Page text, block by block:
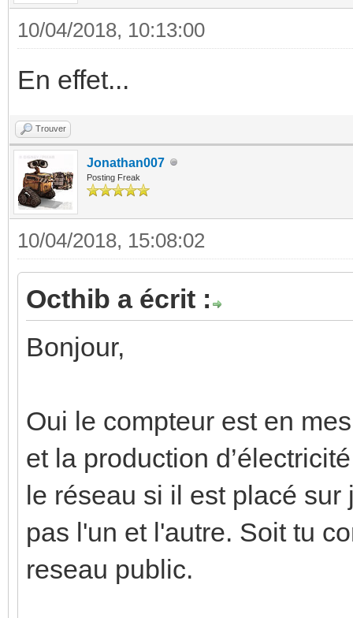
10/04/2018, 10:13:00
En effet...
Trouver
Jonathan007
Posting Freak
10/04/2018, 15:08:02
Octhib a écrit :
Bonjour,
Oui le compteur est en
et la production
le réseau si il est placé
pas l'un et l'autre. Soit tu
reseau public.